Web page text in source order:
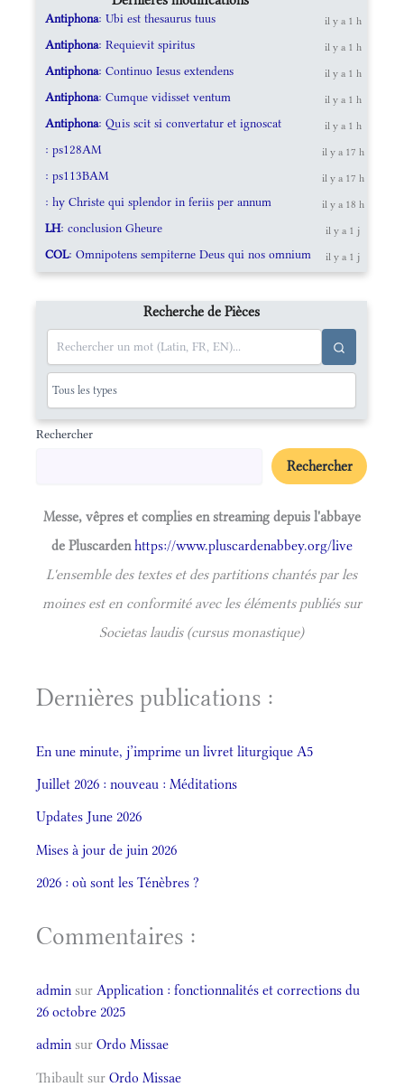
Antiphona: Ubi est thesaurus tuus il y a 1 h
Antiphona: Requievit spiritus il y a 1 h
Antiphona: Continuo Iesus extendens il y a 1 h
Antiphona: Cumque vidisset ventum il y a 1 h
Antiphona: Quis scit si convertatur et ignoscat il y a 1 h
: ps128AM il y a 17 h
: ps113BAM il y a 17 h
: hy Christe qui splendor in feriis per annum il y a 18 h
LH: conclusion Gheure il y a 1 j
COL: Omnipotens sempiterne Deus qui nos omnium il y a 1 j
Recherche de Pièces
Rechercher
Rechercher
Messe, vêpres et complies en streaming depuis l'abbaye
de Pluscardenhttps://www.pluscardenabbey.org/live
L'ensemble des textes et des partitions chantés par les
moines est en conformité avec les éléments publiés sur
Societas laudis (cursus monastique)
Dernières publications :
En une minute, j’imprime un livret liturgique A5
Juillet 2026 : nouveau : Méditations
Updates June 2026
Mises à jour de juin 2026
2026 : où sont les Ténèbres ?
Commentaires :
admin sur Application : fonctionnalités et corrections du
26 octobre 2025
admin sur Ordo Missae
Thibault sur Ordo Missae